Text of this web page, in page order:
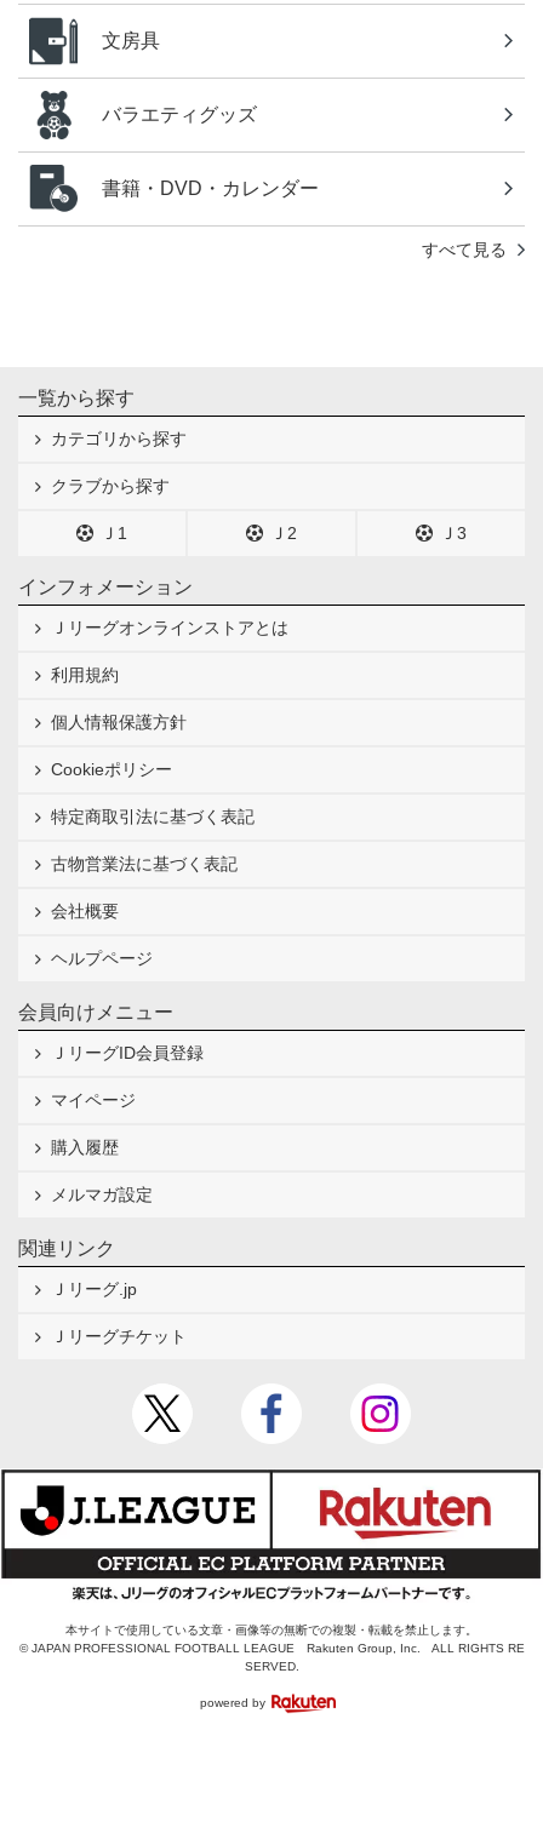
文房具
バラエティグッズ
書籍・DVD・カレンダー
すべて見る
一覧から探す
カテゴリから探す
クラブから探す
Ｊ1 Ｊ2 Ｊ3
インフォメーション
Ｊリーグオンラインストアとは
利用規約
個人情報保護方針
Cookieポリシー
特定商取引法に基づく表記
古物営業法に基づく表記
会社概要
ヘルプページ
会員向けメニュー
ＪリーグID会員登録
マイページ
購入履歴
メルマガ設定
関連リンク
Ｊリーグ.jp
Ｊリーグチケット
本サイトで使用している文章・画像等の無断での複製・転載を禁止します。
© JAPAN PROFESSIONAL FOOTBALL LEAGUE Rakuten Group, Inc. ALL RIGHTS RE
SERVED.
powered by